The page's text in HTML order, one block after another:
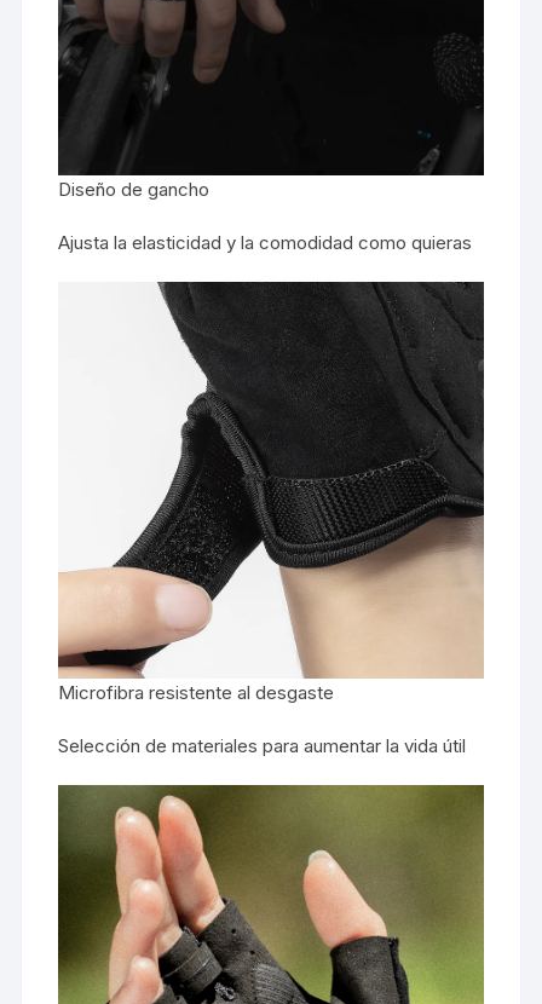
Diseño de gancho
Ajusta la elasticidad y la comodidad como quieras
Microfibra resistente al desgaste
Selección de materiales para aumentar la vida útil